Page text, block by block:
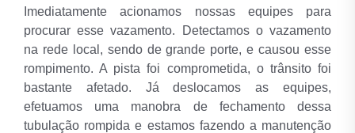
Imediatamente acionamos nossas equipes para
procurar esse vazamento. Detectamos o vazamento
na rede local, sendo de grande porte, e causou esse
rompimento. A pista foi comprometida, o trânsito foi
bastante afetado. Já deslocamos as equipes,
efetuamos uma manobra de fechamento dessa
tubulação rompida e estamos fazendo a manutenção